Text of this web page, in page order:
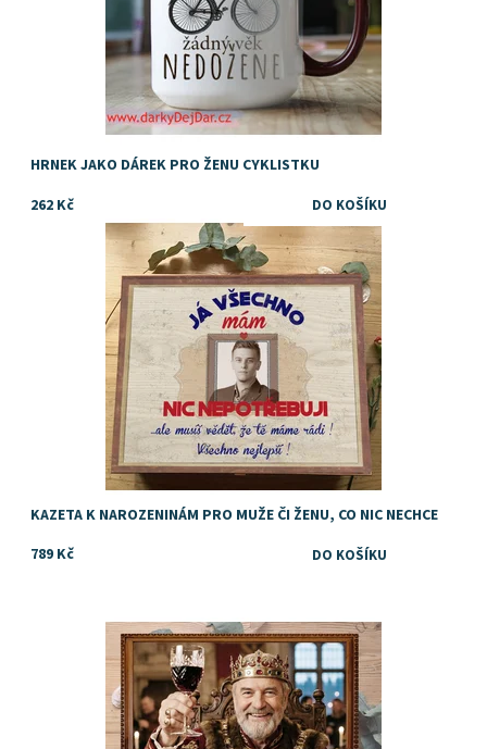
HRNEK JAKO DÁREK PRO ŽENU CYKLISTKU
262 Kč
Dárek k narozeninám
Skladem
KAZETA K NAROZENINÁM PRO MUŽE ČI ŽENU, CO NIC NECHCE
789 Kč
Super - originální dárek k narozeninám
Skladem